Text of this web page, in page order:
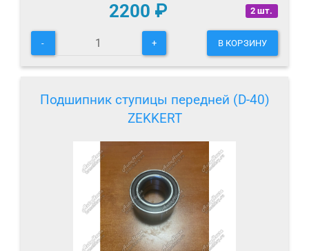
2 шт.
2200 ₽
- + В КОРЗИНУ
Подшипник ступицы передней (D-40)
ZEKKERT